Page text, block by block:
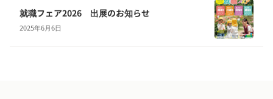
就職フェア2026 出展のお知らせ
2025年6月6日